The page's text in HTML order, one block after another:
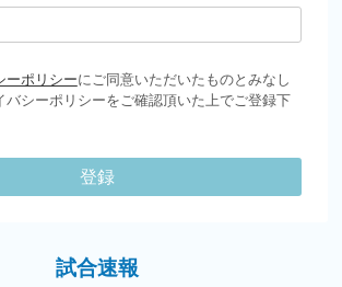
ーポリシーにご同意いただいたものとみなし
バシーポリシーをご確認頂いた上でご登録下
登録
試合速報